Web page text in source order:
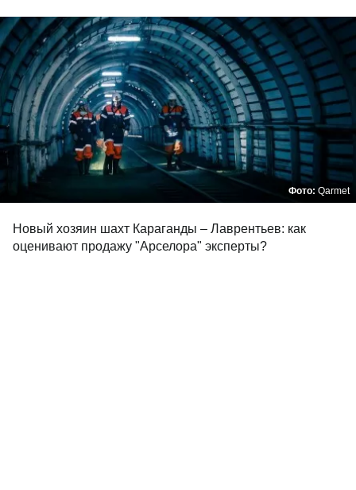
Фото: Qarmet
Новый хозяин шахт Караганды – Лаврентьев: как
оценивают продажу "Арселора" эксперты?